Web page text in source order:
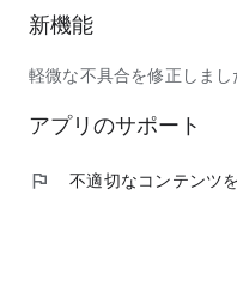
上のレストランを頼んじゃ
ゲット！
ーク中のランチもご家族
◎特別な日には、いつもは
店」をデリバリーで頼ん
新機能
軽微な不具合を修正しまし
アプリのサポート
flag 不適切なコンテンツ